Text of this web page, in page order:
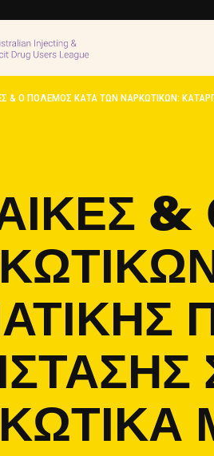
& Ο ΠΌΛΕΜΟΣ ΚΑΤΆ ΤΩΝ ΝΑΡΚΩΤΙΚΏΝ: